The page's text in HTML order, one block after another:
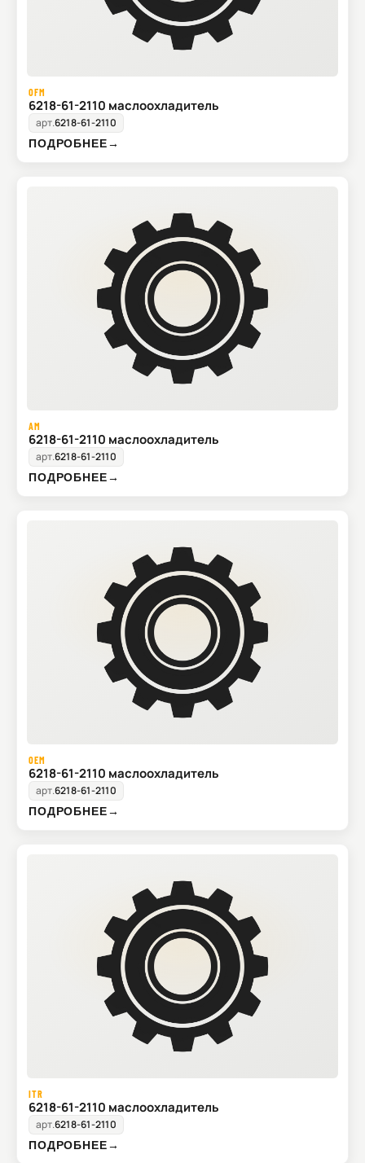
OFM
6218-61-2110 маслоохладитель
арт.6218-61-2110
ПОДРОБНЕЕ→
AM
6218-61-2110 маслоохладитель
арт.6218-61-2110
ПОДРОБНЕЕ→
OEM
6218-61-2110 маслоохладитель
арт.6218-61-2110
ПОДРОБНЕЕ→
ITR
6218-61-2110 маслоохладитель
арт.6218-61-2110
ПОДРОБНЕЕ→